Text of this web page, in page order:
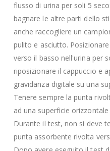
flusso di urina per soli 5
bagnare le altre parti dello
anche raccogliere un
pulito e asciutto.
verso il basso nell'urina per
riposizionare il cappuccio e
gravidanza digitale su una
Tenere sempre la punta
ad una superficie
Durante il test, non si deve
punta assorbente rivolta